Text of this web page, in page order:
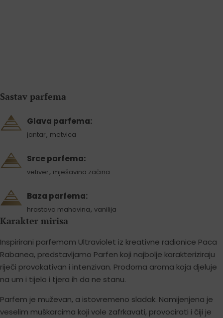
Sastav parfema
Glava parfema:
jantar, metvica
Srce parfema:
vetiver, mješavina začina
Baza parfema:
hrastova mahovina, vanilija
Karakter mirisa
Inspirirani parfemom Ultraviolet iz kreativne radionice Paca
Rabanea, predstavljamo Parfen koji najbolje karakteriziraju
riječi provokativan i intenzivan. Prodorna aroma koja djeluje
na um i tijelo i tjera ih da ne stanu.
Parfem je muževan, a istovremeno sladak. Namijenjena je
veselim muškarcima koji vole zafrkavati, provocirati i čiji je